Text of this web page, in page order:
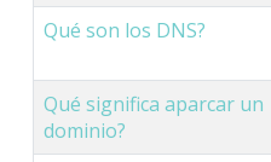
Qué son los DNS?
Qué significa aparcar un
dominio?